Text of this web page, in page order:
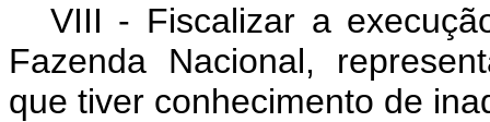
VIII - Fiscalizar a
Fazenda Nacional,
que tiver conhecimento de